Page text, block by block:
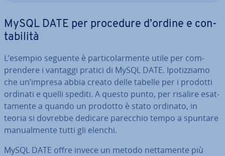
MySQL DATE per procedure d’ordine e con­
ta­bi­li­tà
L’esempio seguente è par­ti­co­lar­men­te utile per com­
pren­de­re i vantaggi pratici di MySQL DATE. Ipo­tiz­zia­mo
che un’impresa abbia creato delle tabelle per i prodotti
ordinati e quelli spediti. A questo punto, per risalire esat­
ta­men­te a quando un prodotto è stato ordinato, in
teoria si dovrebbe dedicare parecchio tempo a spuntare
ma­nual­men­te tutti gli elenchi.
MySQL DATE offre invece un metodo net­ta­men­te più